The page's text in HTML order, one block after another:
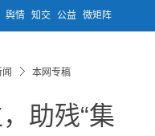
舆情 知交 公益 微矩阵
本网专稿
助残“集